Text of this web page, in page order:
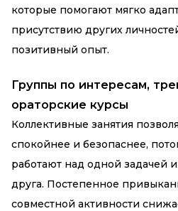
которые помогают мягко
присутствию других
позитивный опыт.
Группы по интересам,
ораторские курсы
Коллективные занятия
спокойнее и безопаснее,
работают над одной задачей
друга. Постепенное
совместной активности